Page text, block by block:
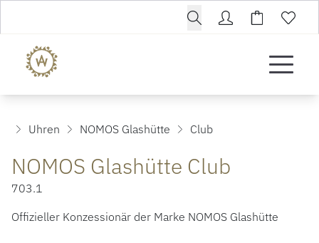
Uhren NOMOS Glashütte Club
NOMOS Glashütte Club
703.1
Offizieller Konzessionär der Marke NOMOS Glashütte